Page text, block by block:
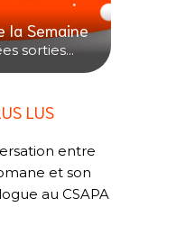
la Semaine
sorties...
LUS
entre
et son
au CSAPA